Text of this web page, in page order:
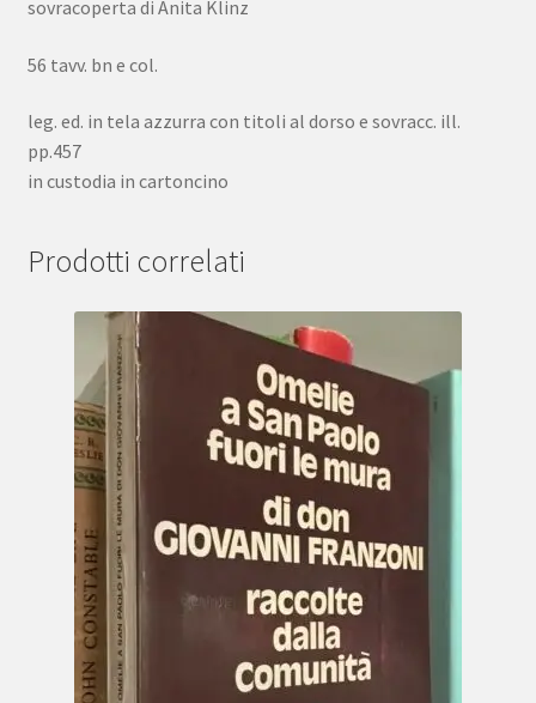
sovracoperta di Anita Klinz
56 tavv. bn e col.
leg. ed. in tela azzurra con titoli al dorso e sovracc. ill.
pp.457
in custodia in cartoncino
Prodotti correlati